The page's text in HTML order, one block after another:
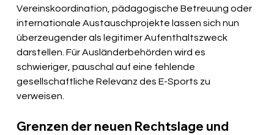
Vereinskoordination, pädagogische Betreuung oder
internationale Austauschprojekte lassen sich nun
überzeugender als legitimer Aufenthaltszweck
darstellen. Für Ausländerbehörden wird es
schwieriger, pauschal auf eine fehlende
gesellschaftliche Relevanz des E-Sports zu
verweisen.
Grenzen der neuen Rechtslage und